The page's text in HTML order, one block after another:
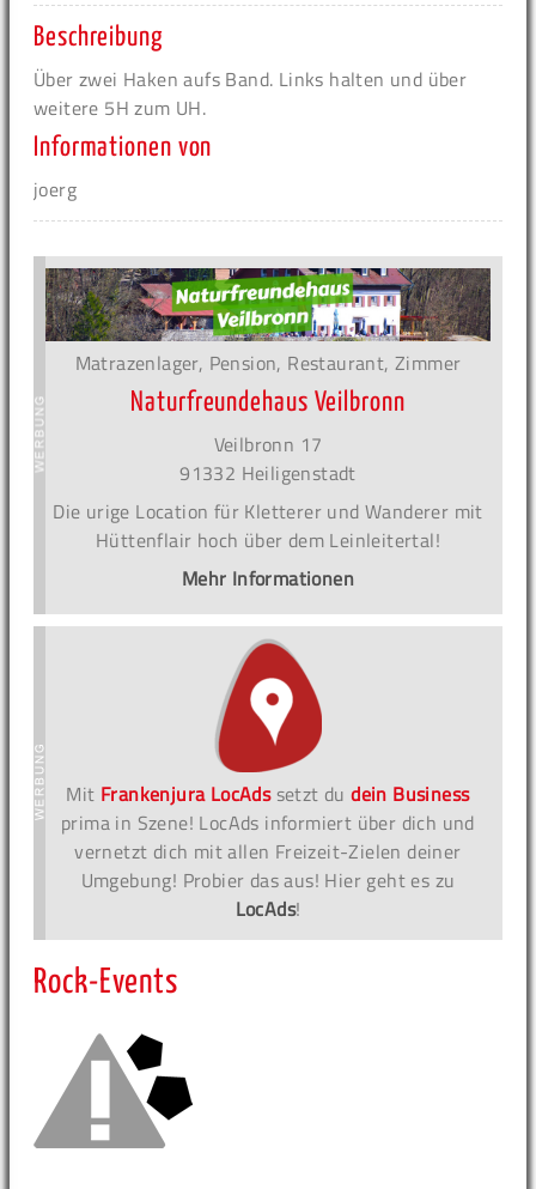
Beschreibung
Über zwei Haken aufs Band. Links halten und über
weitere 5H zum UH.
Informationen von
joerg
Matrazenlager, Pension, Restaurant, Zimmer
Naturfreundehaus Veilbronn
Veilbronn 17
91332 Heiligenstadt
Die urige Location für Kletterer und Wanderer mit
Hüttenflair hoch über dem Leinleitertal!
Mehr Informationen
Mit Frankenjura LocAdssetzt dudein Business
prima in Szene! LocAds informiert über dich und
vernetzt dich mit allen Freizeit-Zielen deiner
Umgebung! Probier das aus! Hier geht es zu
LocAds!
Rock-Events